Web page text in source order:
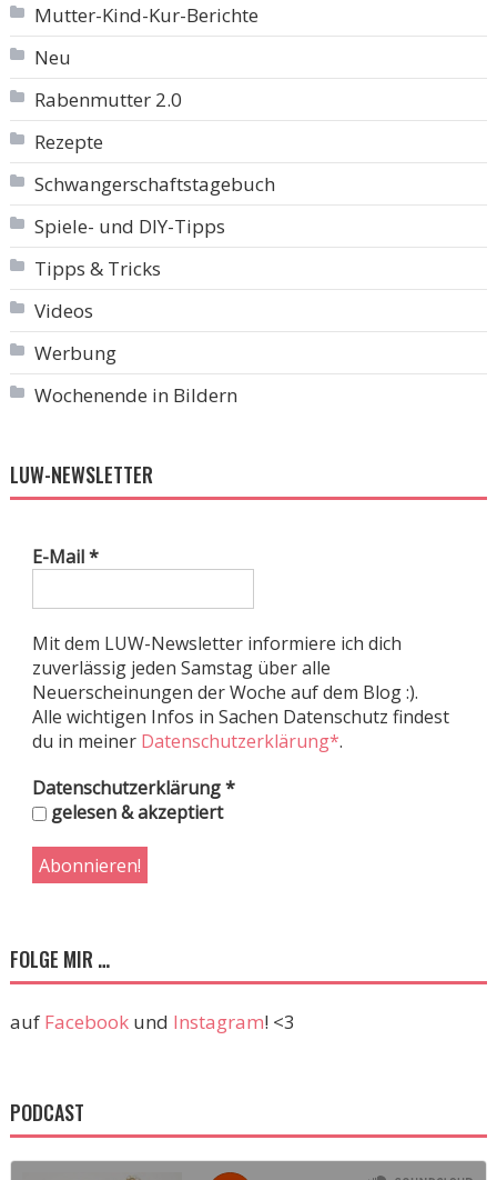
Mutter-Kind-Kur-Berichte
Neu
Rabenmutter 2.0
Rezepte
Schwangerschaftstagebuch
Spiele- und DIY-Tipps
Tipps & Tricks
Videos
Werbung
Wochenende in Bildern
LUW-NEWSLETTER
E-Mail*
Mit dem LUW-Newsletter informiere ich dich
zuverlässig jeden Samstag über alle
Neuerscheinungen der Woche auf dem Blog :).
Alle wichtigen Infos in Sachen Datenschutz findest
du in meiner Datenschutzerklärung*.
Datenschutzerklärung*
gelesen & akzeptiert
FOLGE MIR …
auf Facebookund Instagram! <3
PODCAST